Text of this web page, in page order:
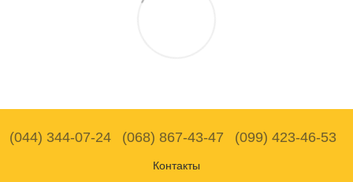
(044) 344-07-24 (068) 867-43-47 (099) 423-46-53
Контакты